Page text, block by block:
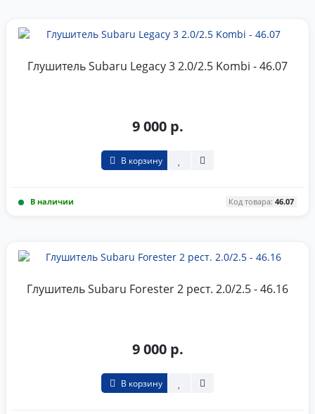
Глушитель Subaru Legacy 3 2.0/2.5 Kombi - 46.07
9 000 р.
В корзину
В наличии Код товара: 46.07
Глушитель Subaru Forester 2 рест. 2.0/2.5 - 46.16
9 000 р.
В корзину